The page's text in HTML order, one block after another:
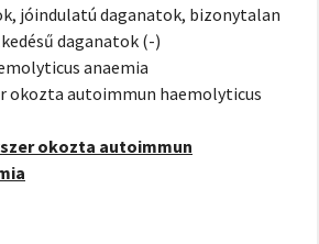
jóindulatú daganatok, bizonytalan
daganatok (-)
anaemia
okozta autoimmun haemolyticus
okozta autoimmun